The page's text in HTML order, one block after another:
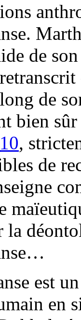
de
de
bien
10,
de
la
est
en